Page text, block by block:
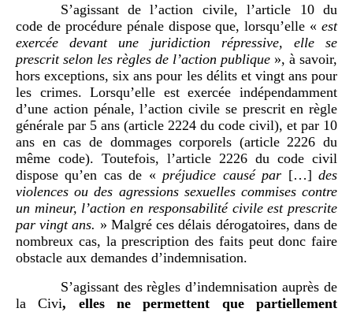
S’agissant de l’action civile, l’article 10 du
code de procédure pénale dispose que, lorsqu’elle « est
exercée devant une juridiction répressive, elle se
prescrit selon les règles de l’action publique », à savoir,
hors exceptions, six ans pour les délits et vingt ans pour
les crimes. Lorsqu’elle est exercée indépendamment
d’une action pénale, l’action civile se prescrit en règle
générale par 5 ans (article 2224 du code civil), et par 10
ans en cas de dommages corporels (article 2226 du
même code). Toutefois, l’article 2226 du code civil
dispose qu’en cas de « préjudice causé par […]des
violences ou des agressions sexuelles commises contre
un mineur, l’action en responsabilité civile est prescrite
par vingt ans. » Malgré ces délais dérogatoires, dans de
nombreux cas, la prescription des faits peut donc faire
obstacle aux demandes d’indemnisation.
S’agissant des règles d’indemnisation auprès de
la Civi, elles ne permettent que partiellement